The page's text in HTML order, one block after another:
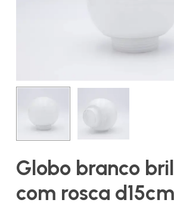
Globo branco
com rosca d15cm